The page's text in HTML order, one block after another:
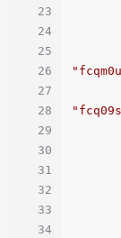
23
24
25
26
27
28
29
30
31
32
33
34